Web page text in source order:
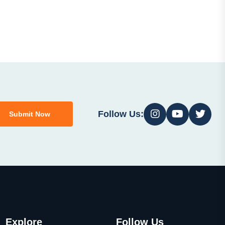
Submit Now Follow Us:
Explore Follow Us